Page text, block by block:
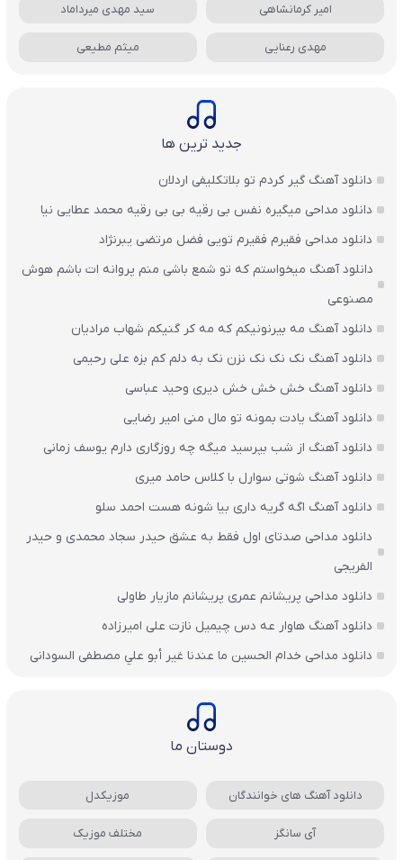
امیر کرمانشاهی سید مهدی میرداماد
مهدی رعنایی میثم مطیعی
جدید ترین ها
دانلود آهنگ گیر کردم تو بلاتکلیفی اردلان
دانلود مداحی میگیره نفس بی رقیه بی بی رقیه محمد عطایی نیا
دانلود مداحی فقیرم فقیرم تویی فضل مرتضی یبرنژاد
دانلود آهنگ میخواستم که تو شمع باشی منم پروانه ات باشم هوش
مصنوعی
دانلود آهنگ مه بیرنونیکم که مه کر گنیکم شهاب مرادیان
دانلود آهنگ نک نک نک نزن نک به دلم کم بزه علی رحیمی
دانلود آهنگ خش خش خش دیری وحید عباسی
دانلود آهنگ یادت بمونه تو مال منی امیر رضایی
دانلود آهنگ از شب بپرسید میگه چه روزگاری دارم یوسف زمانی
دانلود آهنگ شوتی سوارل با کلاس حامد میری
دانلود آهنگ اگه گریه داری بیا شونه هست احمد سلو
دانلود مداحی صدتای اول فقط به عشق حیدر سجاد محمدی و حیدر
الفریجی
دانلود مداحی پریشانم عمری پریشانم مازیار طاولی
دانلود آهنگ هاوار عه دس چیمیل نازت علی امیرزاده
دانلود مداحی خدام الحسين ما عندنا غير أبو علي مصطفی السودانی
دوستان ما
دانلود آهنگ های خوانندگان موزیکدل
آی سانگز مختلف موزیک